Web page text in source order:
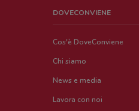
DOVECONVIENE
Cos'è DoveConviene
Chi siamo
News e media
Lavora con noi